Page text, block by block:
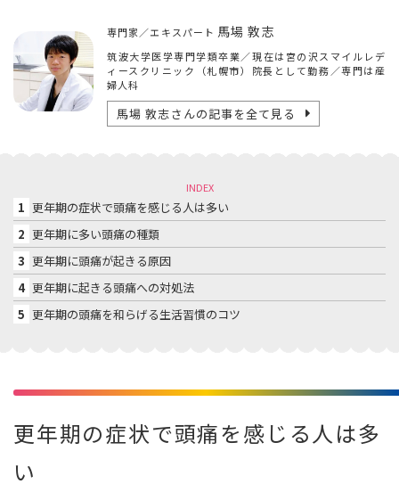
専門家／エキスパート 馬場 敦志
筑波大学医学専門学類卒業／現在は宮の沢スマイルレデ
ィースクリニック（札幌市）院長として勤務／専門は産
婦人科
馬場 敦志さんの記事を全て見る
INDEX
1 更年期の症状で頭痛を感じる人は多い
2 更年期に多い頭痛の種類
3 更年期に頭痛が起きる原因
4 更年期に起きる頭痛への対処法
5 更年期の頭痛を和らげる生活習慣のコツ
更年期の症状で頭痛を感じる人は多
い